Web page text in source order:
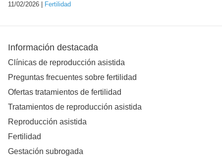
11/02/2026 | Fertilidad
Información destacada
Clínicas de reproducción asistida
Preguntas frecuentes sobre fertilidad
Ofertas tratamientos de fertilidad
Tratamientos de reproducción asistida
Reproducción asistida
Fertilidad
Gestación subrogada